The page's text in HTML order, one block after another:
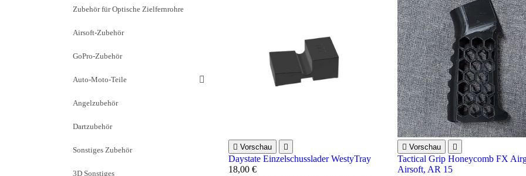
Zubehör für Optische Zielfernrohre
Airsoft-Zubehör
GoPro-Zubehör
Auto-Moto-Teile
Angelzubehör
Dartzubehör
Sonstiges Zubehör
3D Sonstiges
 Vorschau 
Daystate Einzelschusslader WestyTray
18,00 €
 Vorschau 
Tactical Grip Honeycomb FX
Airsoft, AR 15